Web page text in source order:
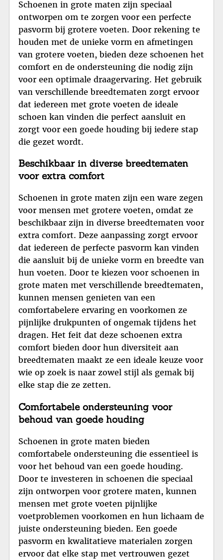
Schoenen in grote maten zijn speciaal
ontworpen om te zorgen voor een perfecte
pasvorm bij grotere voeten. Door rekening te
houden met de unieke vorm en afmetingen
van grotere voeten, bieden deze schoenen het
comfort en de ondersteuning die nodig zijn
voor een optimale draagervaring. Het gebruik
van verschillende breedtematen zorgt ervoor
dat iedereen met grote voeten de ideale
schoen kan vinden die perfect aansluit en
zorgt voor een goede houding bij iedere stap
die gezet wordt.
Beschikbaar in diverse breedtematen
voor extra comfort
Schoenen in grote maten zijn een ware zegen
voor mensen met grotere voeten, omdat ze
beschikbaar zijn in diverse breedtematen voor
extra comfort. Deze aanpassing zorgt ervoor
dat iedereen de perfecte pasvorm kan vinden
die aansluit bij de unieke vorm en breedte van
hun voeten. Door te kiezen voor schoenen in
grote maten met verschillende breedtematen,
kunnen mensen genieten van een
comfortabelere ervaring en voorkomen ze
pijnlijke drukpunten of ongemak tijdens het
dragen. Het feit dat deze schoenen extra
comfort bieden door hun diversiteit aan
breedtematen maakt ze een ideale keuze voor
wie op zoek is naar zowel stijl als gemak bij
elke stap die ze zetten.
Comfortabele ondersteuning voor
behoud van goede houding
Schoenen in grote maten bieden
comfortabele ondersteuning die essentieel is
voor het behoud van een goede houding.
Door te investeren in schoenen die speciaal
zijn ontworpen voor grotere maten, kunnen
mensen met grote voeten pijnlijke
voetproblemen voorkomen en hun lichaam de
juiste ondersteuning bieden. Een goede
pasvorm en kwalitatieve materialen zorgen
ervoor dat elke stap met vertrouwen gezet